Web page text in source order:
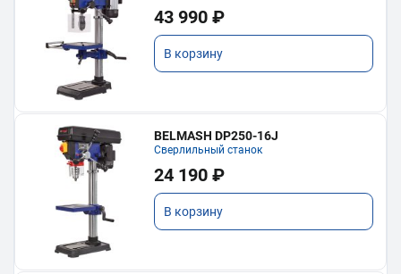
43 990 ₽
В корзину
BELMASH DP250-16J
Сверлильный станок
24 190 ₽
В корзину